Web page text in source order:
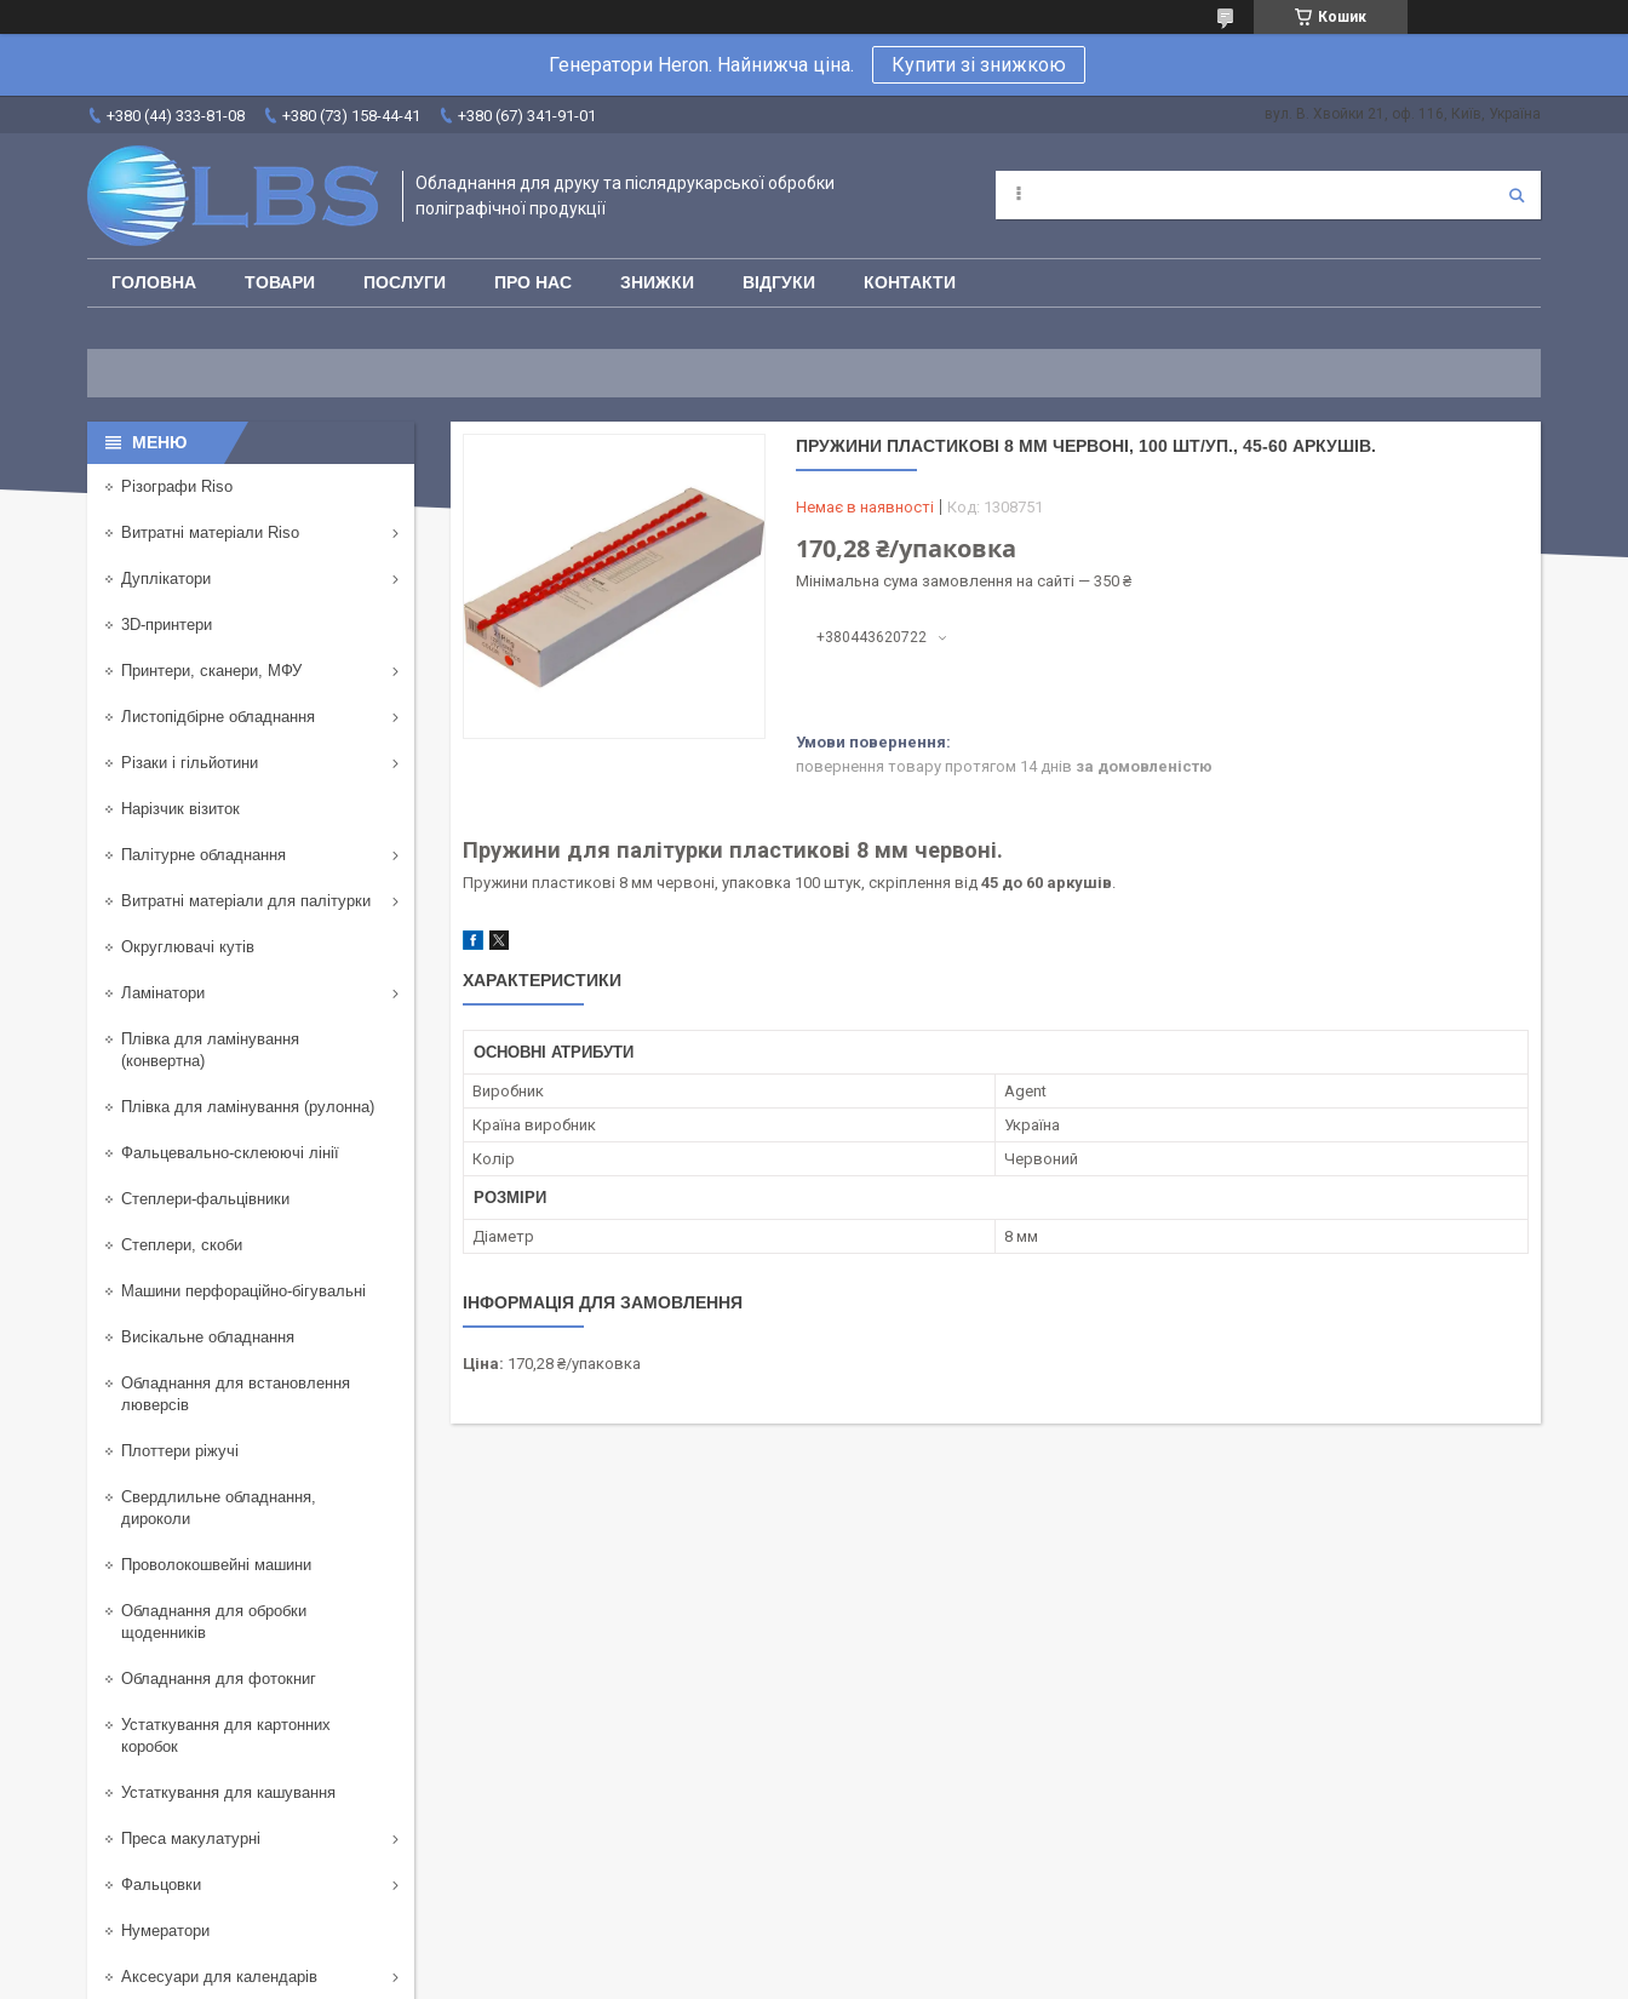
Кошик
Генератори Heron. Найнижча ціна. Купити зі знижкою
+380 (44) 333-81-08 +380 (73) 158-44-41 +380 (67) 341-91-01 вул. В. Хвойки 21, оф. 116, Київ, Україна
Обладнання для друку та післядрукарської обробки
поліграфічної продукції
ГОЛОВНА ТОВАРИ ПОСЛУГИ ПРО НАС ЗНИЖКИ ВІДГУКИ КОНТАКТИ
ПРУЖИНИ ПЛАСТИКОВІ 8 ММ ЧЕРВОНІ, 100 ШТ/УП., 45-60 АРКУШІВ.
Немає в наявності Код: 1308751
170,28 ₴/упаковка
Мінімальна сума замовлення на сайті — 350 ₴
+380443620722
повернення товару протягом 14 днів за домовленістю
Пружини для палітурки пластикові 8 мм червоні.
Пружини пластикові 8 мм червоні, упаковка 100 штук, скріплення від 45 до 60 аркушів.
ХАРАКТЕРИСТИКИ
ОСНОВНІ АТРИБУТИ
Виробник
Agent
Країна виробник
Україна
Колір
Червоний
РОЗМІРИ
Діаметр 8 мм
ІНФОРМАЦІЯ ДЛЯ ЗАМОВЛЕННЯ
Ціна: 170,28 ₴/упаковка
Різографи Riso
Витратні матеріали Riso
Дуплікатори
3D-принтери
Принтери, сканери, МФУ
Листопідбірне обладнання
Різаки і гільйотини
Нарізчик візиток
Палітурне обладнання
Витратні матеріали для палітурки
Округлювачі кутів
Ламінатори
Плівка для ламінування
(конвертна)
Плівка для ламінування (рулонна)
Фальцевально-склеюючі лінії
Степлери-фальцівники
Степлери, скоби
Машини перфораційно-бігувальні
Висікальне обладнання
Обладнання для встановлення
люверсів
Плоттери ріжучі
Свердлильне обладнання,
дироколи
Проволокошвейні машини
Обладнання для обробки
щоденників
Обладнання для фотокниг
Устаткування для картонних
коробок
Устаткування для кашування
Преса макулатурні
Фальцовки
Нумератори
Аксесуари для календарів